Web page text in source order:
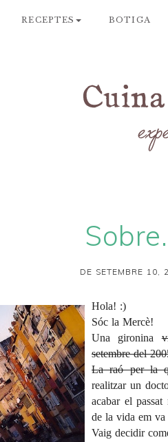
RECEPTES BOTIGA
DE SETEMBRE 10,
Hola! :)
Sóc la Mercè!
Una gironina
setembre del
La raó per la
realitzar un
acabar el
de la vida em va
Vaig decidir